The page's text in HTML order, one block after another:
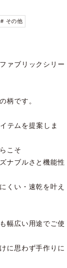
# その他
ァブリックシリー
柄です。
テムを提案しま
こそ
ナブルさと機能性
くい・速乾を叶え
幅広い用途でご使
に思わず手作りに